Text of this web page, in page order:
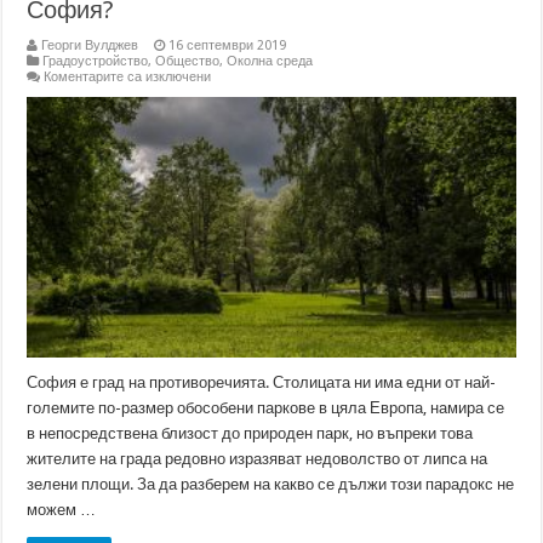
София?
Георги Вулджев
16 септември 2019
Градоустройство,Общество,Околна среда
Коментарите са изключениза
проблемът
зелените
площи
в
София?
София е град на противоречията. Столицата ни има едни от най-
големите по-размер обособени паркове в цяла Европа, намира се
в непосредствена близост до природен парк, но въпреки това
жителите на града редовно изразяват недоволство от липса на
зелени площи. За да разберем на какво се дължи този парадокс не
можем …